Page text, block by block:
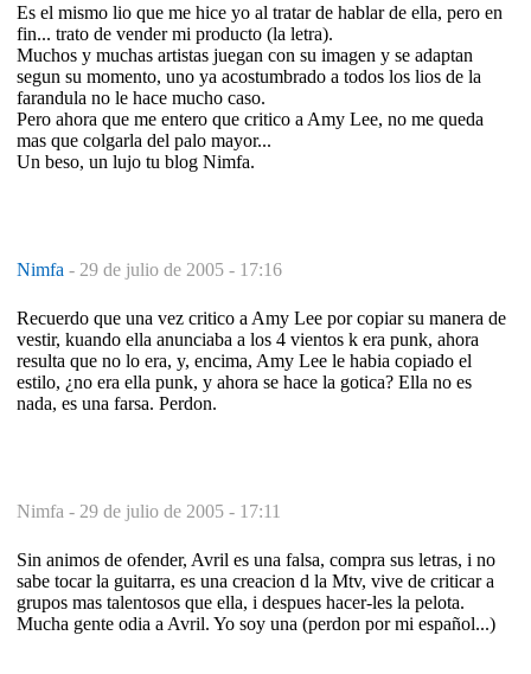
Es el mismo lio que me hice yo al tratar de hablar de ella, pero en
fin... trato de vender mi producto (la letra).
Muchos y muchas artistas juegan con su imagen y se adaptan
segun su momento, uno ya acostumbrado a todos los lios de la
farandula no le hace mucho caso.
Pero ahora que me entero que critico a Amy Lee, no me queda
mas que colgarla del palo mayor...
Un beso, un lujo tu blog Nimfa.
Nimfa - 29 de julio de 2005 - 17:16
Recuerdo que una vez critico a Amy Lee por copiar su manera de
vestir, kuando ella anunciaba a los 4 vientos k era punk, ahora
resulta que no lo era, y, encima, Amy Lee le habia copiado el
estilo, ¿no era ella punk, y ahora se hace la gotica? Ella no es
nada, es una farsa. Perdon.
Nimfa - 29 de julio de 2005 - 17:11
Sin animos de ofender, Avril es una falsa, compra sus letras, i no
sabe tocar la guitarra, es una creacion d la Mtv, vive de criticar a
grupos mas talentosos que ella, i despues hacer-les la pelota.
Mucha gente odia a Avril. Yo soy una (perdon por mi español...)